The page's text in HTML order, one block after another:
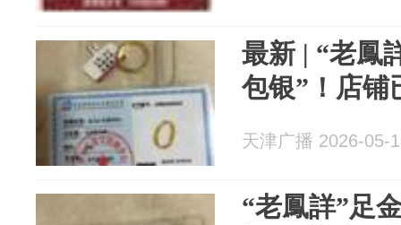
最新 | “老鳳
包银”！店铺
天津广播 2026-05-
“老鳳詳”足